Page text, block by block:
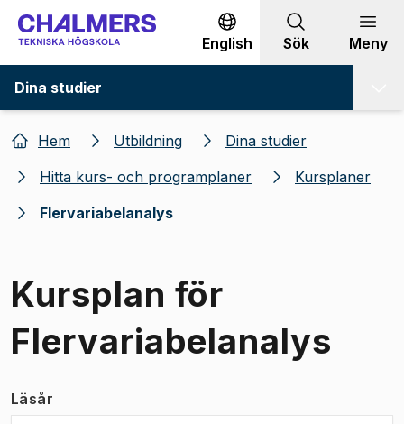
Gå till innehållet
English Sök Meny
Dina studier
Hem Utbildning
Dina studier
Hitta kurs- och programplaner
Kursplaner
Flervariabelanalys
Kursplan för
Flervariabelanalys
Läsår